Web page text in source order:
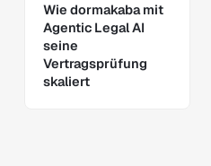
Wie dormakaba mit
Agentic Legal AI
seine
Vertragsprüfung
skaliert